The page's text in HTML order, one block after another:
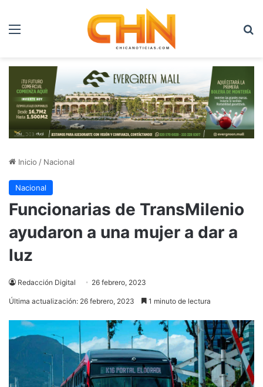
Menú
Inicio / Nacional
Nacional
Funcionarias de TransMilenio
ayudaron a una mujer a dar a
luz
Redacción Digital 26 febrero, 2023
Última actualización: 26 febrero, 2023 1 minuto de lectura